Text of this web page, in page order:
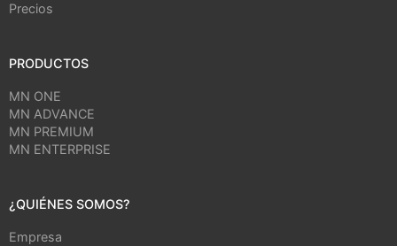
Precios
PRODUCTOS
MN ONE
MN ADVANCE
MN PREMIUM
MN ENTERPRISE
¿QUIÉNES SOMOS?
Empresa